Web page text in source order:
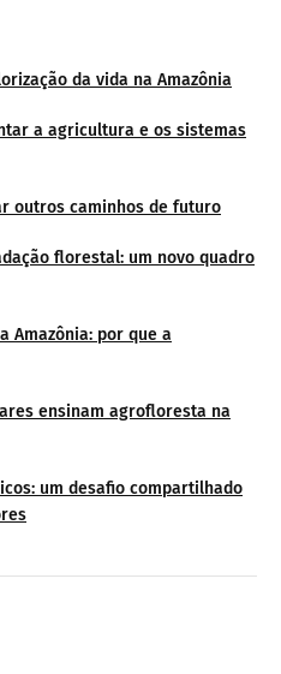
da vida na Amazônia
a agricultura e os sistemas
outros caminhos de futuro
florestal: um novo quadro
Amazônia: por que a
ensinam agrofloresta na
um desafio compartilhado